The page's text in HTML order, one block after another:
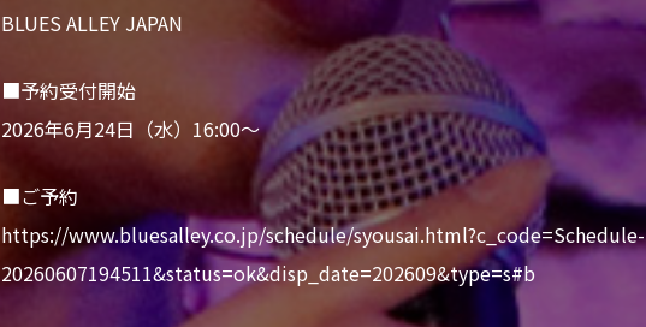
BLUES ALLEY JAPAN
■予約受付開始
2026年6月24日（水）16:00～
■ご予約
https://www.bluesalley.co.jp/schedule/syousai.html?c_code=Schedule-
20260607194511&status=ok&disp_date=202609&type=s#b